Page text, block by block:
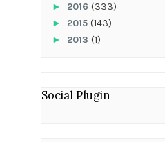
► 2016 (333)
► 2015 (143)
► 2013 (1)
Social Plugin